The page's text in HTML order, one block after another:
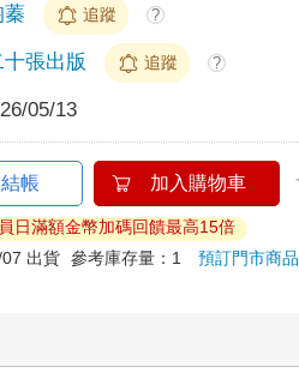
蓁 追蹤 ?
十張出版 追蹤 ?
05/13
帳 加入購物車
日滿額金幣加碼回饋最高15倍
出貨 參考庫存量：1預訂門市商品